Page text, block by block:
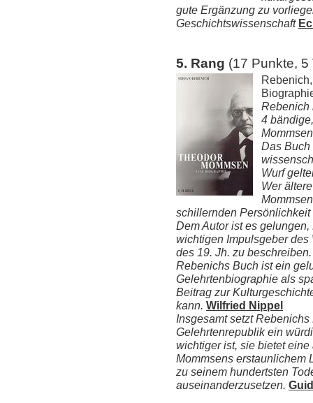
gute Ergänzung zu
Geschichtswissenschaft
5. Rang (17 Punkte, 5
Rebenich
4
Das
Wurf
Wer
schillernden
Dem Autor ist es
wichtigen Impulsgeber
des 19. Jh. zu beschreiben.
Rebenichs Buch ist ein
Gelehrtenbiographie als
Beitrag zur
kann. Wilfried Nippel
Insgesamt setzt
Gelehrtenrepublik ein
wichtiger ist, sie bietet
Mommsens erstaunlichem
zu seinem hundertsten
auseinanderzusetzen.